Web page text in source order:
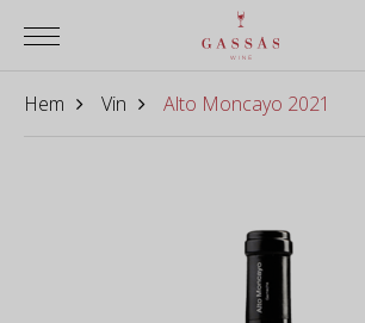
Hem Vin Alto Moncayo 2021